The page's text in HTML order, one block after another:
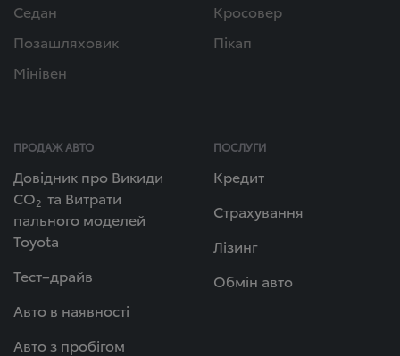
Седан
Кросовер
Позашляховик
Пікап
Мінівен
ПРОДАЖ АВТО
Довідник про Викиди
СО2 та Витрати
пального моделей
Toyota
Тест–драйв
Авто в наявності
Авто з пробігом
ПОСЛУГИ
Кредит
Страхування
Лізинг
Обмін авто